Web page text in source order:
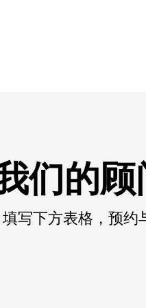
们的
填写下方表格，预约